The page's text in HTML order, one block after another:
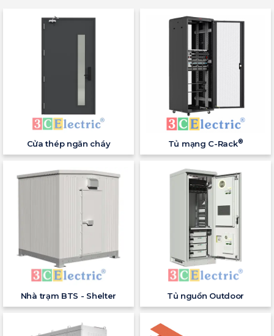
Cửa thép ngăn cháy Tủ mạng C-Rack®
Nhà trạm BTS - Shelter Tủ nguồn Outdoor